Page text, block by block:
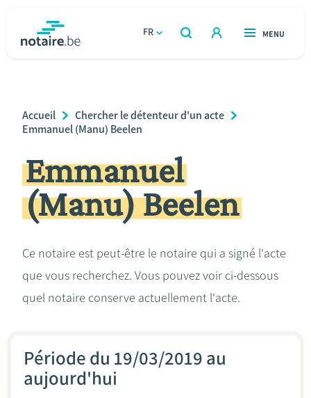
FR
OUVERT
RECHERCHER
OUVERT
MENU
Relations et vivre ensemble
Héritage et donations
Entreprendre
Calculateurs
Breadcrumb
Accueil
Chercher le détenteur d'un acte
Emmanuel (Manu) Beelen
Emmanuel
(Manu) Beelen
Ce notaire est peut-être le notaire qui a signé l'acte
que vous recherchez. Vous pouvez voir ci-dessous
quel notaire conserve actuellement l'acte.
Période du 19/03/2019 au
aujourd'hui